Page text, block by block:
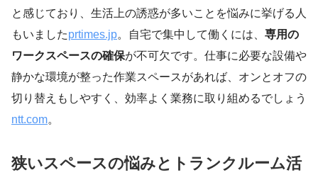
と感じており、生活上の誘惑が多いことを悩みに挙げる人
もいましたprtimes.jp。自宅で集中して働くには、 専用の
ワークスペースの確保が不可欠です。仕事に必要な設備や
静かな環境が整った作業スペースがあれば、オンとオフの
切り替えもしやすく、効率よく業務に取り組めるでしょう
ntt.com。
狭いスペースの悩みとトランクルーム活